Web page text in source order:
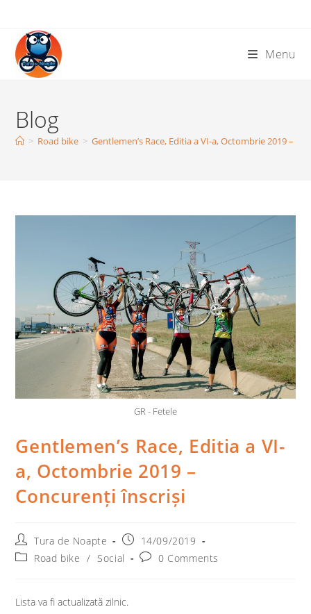
content
Menu
Blog
> Road bike > Gentlemen’s Race, Editia a VI-a, Octombrie 2019 –
GR - Fetele
Gentlemen’s Race, Editia a VI-
a, Octombrie 2019 –
Concurenți înscriși
Post
author:
Tura de Noapte
Post
published:
14/09/2019
PostRoad bike / Social
Post0 Comments
Lista va fi actualizată zilnic.